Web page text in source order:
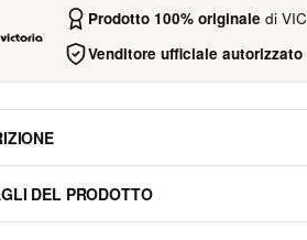
Prodotto 100% originale di
Venditore ufficiale autorizzato
DEL PRODOTTO